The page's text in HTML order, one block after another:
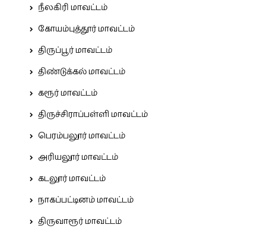
நீலகிரி மாவட்டம்
கோயம்புத்தூர் மாவட்டம்
திருப்பூர் மாவட்டம்
திண்டுக்கல் மாவட்டம்
கரூர் மாவட்டம்
திருச்சிராப்பள்ளி மாவட்டம்
பெரம்பலூர் மாவட்டம்
அரியலூர் மாவட்டம்
கடலூர் மாவட்டம்
நாகப்பட்டினம் மாவட்டம்
திருவாரூர் மாவட்டம்